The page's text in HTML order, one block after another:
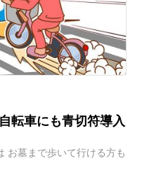
転車にも青切符導入
お墓まで歩いて行ける方も